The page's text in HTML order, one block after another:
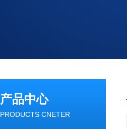
产品中心
PRODUCTS CNETER